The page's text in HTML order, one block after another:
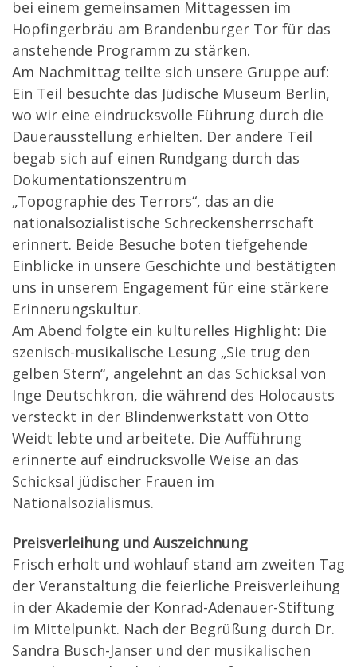
bei einem gemeinsamen Mittagessen im
Hopfingerbräu am Brandenburger Tor für das
anstehende Programm zu stärken.
Am Nachmittag teilte sich unsere Gruppe auf:
Ein Teil besuchte das Jüdische Museum Berlin,
wo wir eine eindrucksvolle Führung durch die
Dauerausstellung erhielten. Der andere Teil
begab sich auf einen Rundgang durch das
Dokumentationszentrum
„Topographie des Terrors“, das an die
nationalsozialistische Schreckensherrschaft
erinnert. Beide Besuche boten tiefgehende
Einblicke in unsere Geschichte und bestätigten
uns in unserem Engagement für eine stärkere
Erinnerungskultur.
Am Abend folgte ein kulturelles Highlight: Die
szenisch-musikalische Lesung „Sie trug den
gelben Stern“, angelehnt an das Schicksal von
Inge Deutschkron, die während des Holocausts
versteckt in der Blindenwerkstatt von Otto
Weidt lebte und arbeitete. Die Aufführung
erinnerte auf eindrucksvolle Weise an das
Schicksal jüdischer Frauen im
Nationalsozialismus.
Preisverleihung und Auszeichnung
Frisch erholt und wohlauf stand am zweiten Tag
der Veranstaltung die feierliche Preisverleihung
in der Akademie der Konrad-Adenauer-Stiftung
im Mittelpunkt. Nach der Begrüßung durch Dr.
Sandra Busch-Janser und der musikalischen